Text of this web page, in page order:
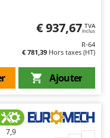
€ 937,67 TVA
Inclus
R-64
€ 781,39 Hors taxes (HT)
Ajouter
7,9